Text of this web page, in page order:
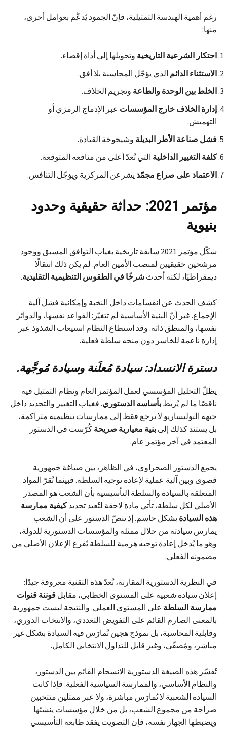
رغم أهمية الهندسة التمثيلية، فإنّ الجمود يُدعَّم بعوامل أخرى،
منها:
احتكار الشرعية التاريخية وتحويلها إلى أداة إقصاء.
الاستثناء الدائم الذي يؤجّل المحاسبة بلا أفق.
الخلط بين الوحدة والطاعة وتجريم الخلاف.
إدارة الخلاف خارج المؤسسات عبر الإدماج الرمزي أو
التهميش.
فشل صناعة الأطر البديلة وشيخوخة القيادة.
كلفة التغيير الداخلية التي تُعدّ أعلى من منافعه المتوقعة.
الاعتماد على صراع مجمّد يشرعن المركزية ويؤجّل التنافس.
مؤتمر 2021: حداثة حقيقية وحدود
بنيوية
شكّل مؤتمر 2021 سابقة تاريخية بغياب التوافق المسبق ووجود
مرشحين حقيقيين لمنصب الأمين العام. لم يكن ذلك انتقالًا
ديمقراطيًا، لكنه أحدث شرخًا في الطقوس التنظيمية التقليدية.
كشف الحدث عن انقسامات داخل النخبة وإمكانية فشل آلية
الإجماع. غير أنّ البنية الأساسية لم تتغيّر: القواعد نفسها، والدوائر
نفسها، والمنطق ذاته. وقد استطاع النظام استيعاب الشذوذ عبر
إدارة ناعمة للخاسر دون منحه سلطة فعلية.
دسترة الانسداد: سيادة مُعلَنة وسيادة مُوجَّهة.
يظلّ التحليل المؤسسي لعمل المؤتمر العام ونظام التمثيل فيه
ناقصًا ما لم يُربط بأساسه الدستوري. فغياب التغيير والتجديد داخل
جبهة البوليساريو لا يرجع فقط إلى ممارسات تنظيمية متراكمة،
بل يستند كذلك إلى بنية معيارية صريحة كُرّست في الدستور
المعتمد في آخر مؤتمر عام.
يجمع الدستور الصحراوي، في الظاهر، بين صياغة جمهورية
قصوى وبين آلية عملية لإعادة توجيه السلطة. فبينما تُقرّ المواد
المتعلقة بالسيادة والسلطة التأسيسية بأن الشعب هو المصدر
الأصلي لكل سلطة، تأتي مادة لاحقة لتُعيد تحديدكيفية ممارسة
هذه السيادة بشكل حاسم. إذ ينصّ الدستور على أن الشعب
يمارس سيادته من خلال ممثله والمؤسسات الدستورية للدولة،
وهو ما يُدخل إعادة توجيه هرمية للسلطة تُفرغ الإعلان الأصلي من
مضمونه الفعلي.
في النظرية الدستورية المقارنة، تُعدّ هذه التقنية معروفة جيدًا:
إعلان سيادة شعبية على المستوى الخطابي، مقابل قوننة قنوات
ممارسة السلطة على المستوى العملي. والنتيجة ليست جمهورية
بالمعنى الصارم القائم على التفويض التعددي، والانتخاب الدوري،
وقابلية المحاسبة، بل نموذج هجين تُمارَس فيه السيادة بشكل غير
مباشر، ومُصفّى، وغير قابل للتداول الانتخابي الكامل.
تُفسّر هذه الصيغة الدستورية الانسجام القائم بين الدستور،
والنظام الأساسي، والممارسة السياسية الفعلية. فإذا كانت
السيادة الشعبية لا تُمارَس مباشرة، ولا عبر ممثلين منتخبين
صراحة من مجموع الشعب، بل من خلال مؤسسات ينشئها
ويضبطها الجهاز نفسه، فإن التصويت يفقد طابعه التأسيسي